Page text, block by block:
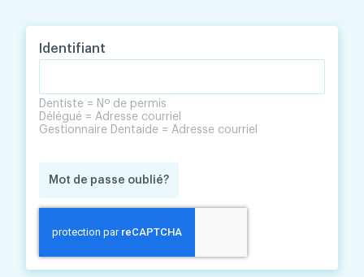
Identifiant
Dentiste = Nº de permis
Délégué = Adresse courriel
Gestionnaire Dentaide = Adresse courriel
Mot de passe oublié?